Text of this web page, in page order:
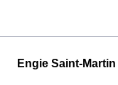
Engie Saint-Martin